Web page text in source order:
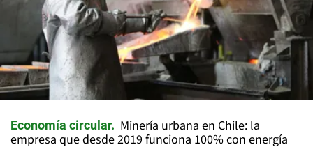
Economía circular
Minería urbana en Chile: la
empresa que desde 2019 funciona 100% con energía